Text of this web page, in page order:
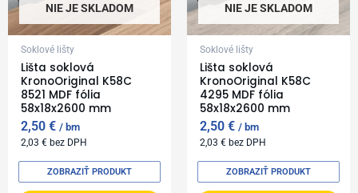
NIE JE SKLADOM
Soklové lišty
Lišta soklová
KronoOriginal K58C
8521 MDF fólia
58x18x2600 mm
2,50€ bm
2,03€ bez DPH
ZOBRAZIŤ PRODUKT
NIE JE SKLADOM
Soklové lišty
Lišta soklová
KronoOriginal K58C
4295 MDF fólia
58x18x2600 mm
2,50€ bm
2,03€ bez DPH
ZOBRAZIŤ PRODUKT